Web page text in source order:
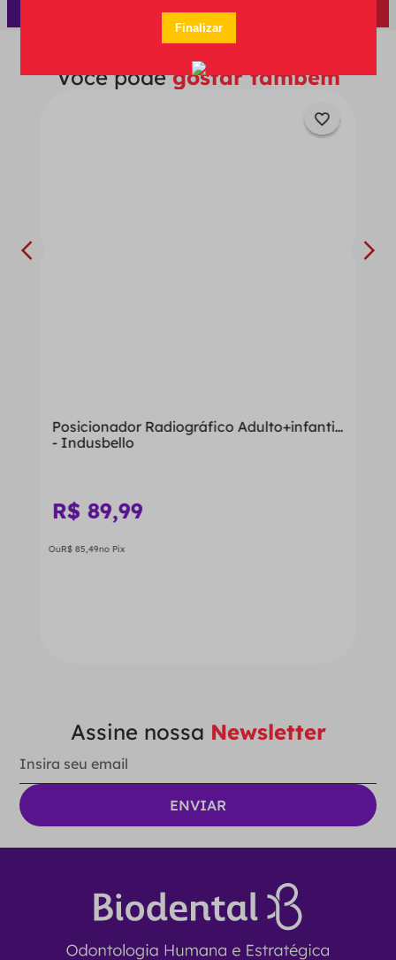
Você podegostar também
Posicionador Radiográfico Adulto+infantil
- Indusbello
R$ 89,99
OuR$ 85,49no Pix
Assine nossa Newsletter